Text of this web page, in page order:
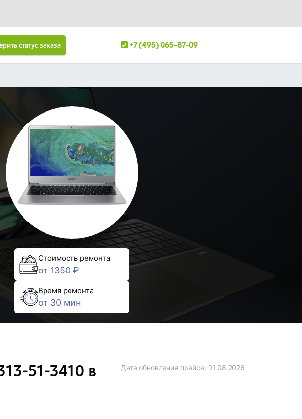
статус заказа +7 (495) 065-87-09
Стоимость ремонта
от 1350 ₽
Время ремонта
от 30 мин
51-3410 в
Дата обновления прайса: 01.08.2026